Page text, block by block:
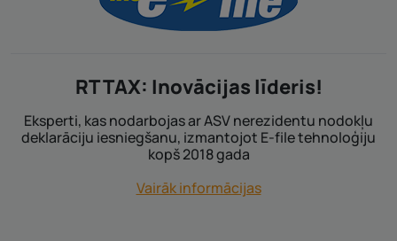
RT TAX: Inovācijas līderis!
Eksperti, kas nodarbojas ar ASV nerezidentu nodokļu
deklarāciju iesniegšanu, izmantojot E-file tehnoloģiju
kopš 2018 gada
Vairāk informācijas